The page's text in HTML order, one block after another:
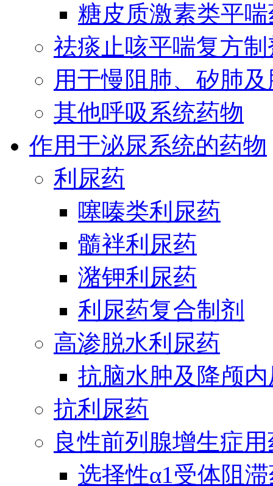
糖皮质激素类平
祛痰止咳平喘复方制
用于慢阻肺、矽肺
其他呼吸系统药物
作用于泌尿系统的药物
利尿药
噻嗪类利尿药
髓袢利尿药
潴钾利尿药
利尿药复合制剂
高渗脱水利尿药
抗脑水肿及降颅
抗利尿药
良性前列腺增生症
选择性α1受体阻